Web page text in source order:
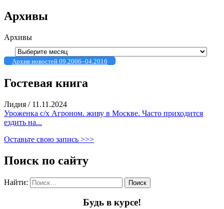
Архивы
Архивы
Архив новостей 09.2006–04.2016
Гостевая книга
Лидия / 11.11.2024
Уроженка с/х Агроном. живу в Москве. Часто приходится
ездить на...
Оставьте свою запись >>>
Поиск по сайту
Найти:
Будь в курсе!